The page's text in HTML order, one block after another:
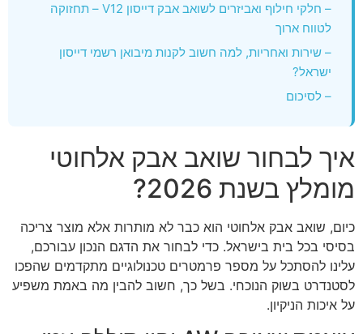
– חלקי חילוף ואביזרים לשואב אבק דייסון V12 – תחזוקה
לטווח ארוך
– שירות ואחריות, למה חשוב לקנות מיבואן רשמי דייסון
ישראל?
– לסיכום
איך לבחור שואב אבק אלחוטי
מומלץ בשנת 2026?
כיום, שואב אבק אלחוטי הוא כבר לא מותרות אלא מוצר צריכה
בסיסי בכל בית בישראל. כדי לבחור את הדגם הנכון עבורכם,
עלינו להסתכל על מספר פרמטרים טכנולוגיים מתקדמים שהפכו
לסטנדרט בשוק הנוכחי. בשל כך, חשוב להבין מה באמת משפיע
על איכות הניקיון.